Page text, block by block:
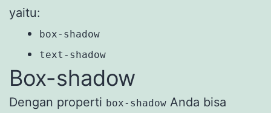
yaitu:
box-shadow
text-shadow
Box-shadow
Dengan properti box-shadow Anda bisa